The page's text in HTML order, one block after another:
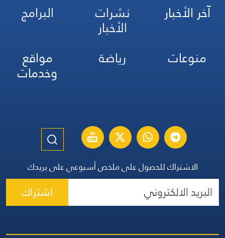
آخر الأخبار نشرات
الأخبار
البرامج
منوعات
رياضة مواقع
وخدمات
الاشتراك للحصول على ملخص أسبوعي على بريدك
اشتراك